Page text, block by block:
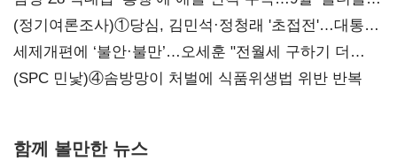
대전’
(정기여론조사)①당심, 김민석·정청래 '초접전'…대통령
지지도 '50% 아래로'(종합)
세제개편에 ‘불안·불만’…오세훈 "전월세 구하기 더
힘들어질 것"
(SPC 민낯)④솜방망이 처벌에 식품위생법 위반 반복
함께 볼만한 뉴스